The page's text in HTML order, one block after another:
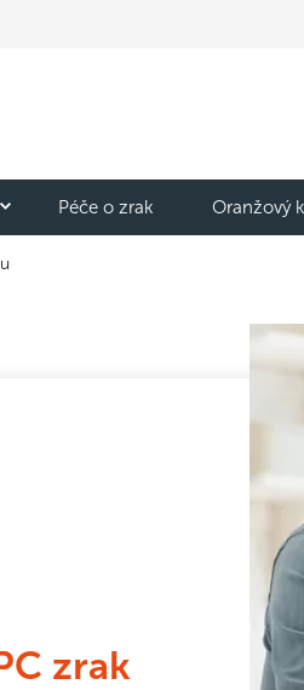
Péče o zrak Oranžový
zrak